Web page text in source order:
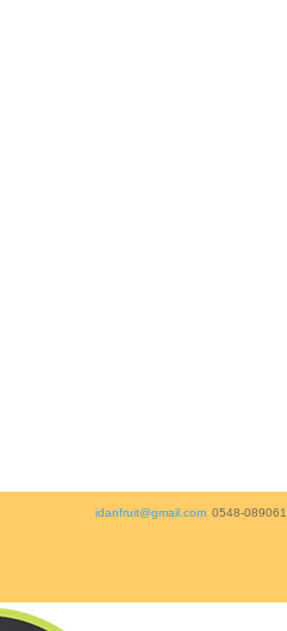
0548-089061
idanfruit@gmail.com